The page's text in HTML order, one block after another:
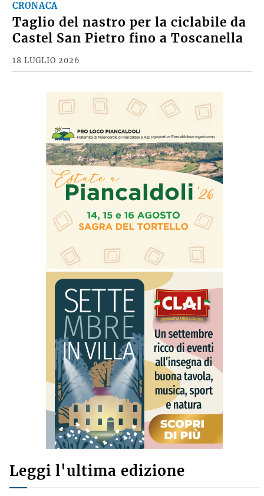
CRONACA
Taglio del nastro per la ciclabile da
Castel San Pietro fino a Toscanella
18 LUGLIO 2026
Leggi l'ultima edizione